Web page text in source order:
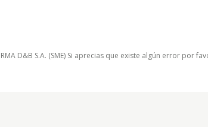
D&B S.A. (SME) Si aprecias que existe algún error por